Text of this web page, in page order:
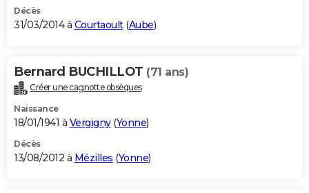
Décès
31/03/2014 à Courtaoult(Aube)
Bernard BUCHILLOT (71 ans)
Créer une cagnotte obsèques
Naissance
18/01/1941 à Vergigny(Yonne)
Décès
13/08/2012 à Mézilles (Yonne)